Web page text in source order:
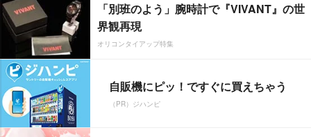
「別班のよう」腕時計で『VIVANT』の世
界観再現
オリコンタイアップ特集
自販機にピッ！ですぐに買えちゃう
（PR）ジハンピ